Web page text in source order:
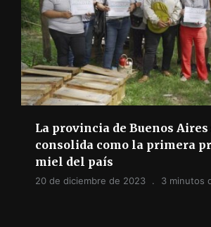
La provincia de Buenos Aires
consolida como la primera
miel del país
20 de diciembre de 2023 3 minutos